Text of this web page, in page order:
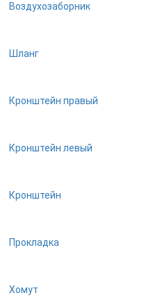
Воздухозаборник
Шланг
Кронштейн правый
Кронштейн левый
Кронштейн
Прокладка
Хомут